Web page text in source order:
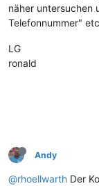
näher untersuchen
Telefonnummer"
LG
ronald
Andy
@rhoellwarth Der